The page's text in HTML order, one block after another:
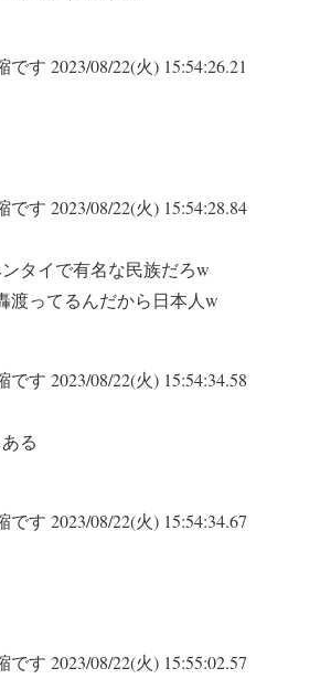
です 2023/08/22(火) 15:54:26.21
です 2023/08/22(火) 15:54:28.84
タイで有名な民族だろw
渡ってるんだから日本人w
です 2023/08/22(火) 15:54:34.58
る
です 2023/08/22(火) 15:54:34.67
です 2023/08/22(火) 15:55:02.57